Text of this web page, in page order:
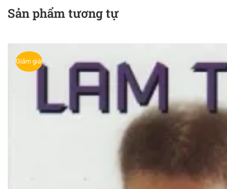
Sản phẩm tương tự
Giảm giá!